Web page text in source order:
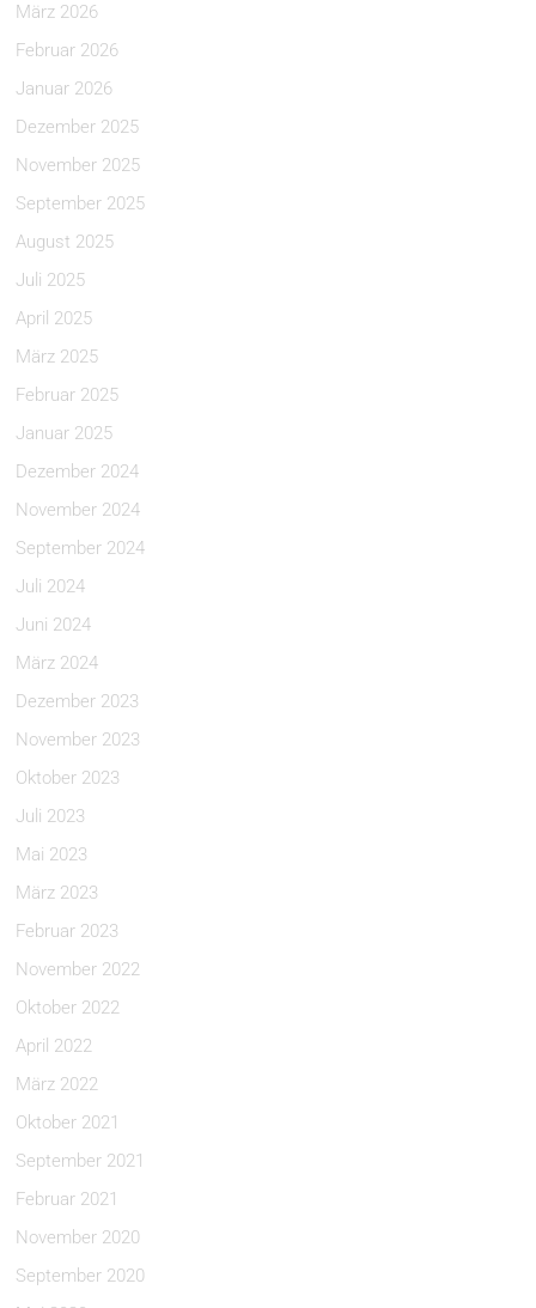
März 2026
Februar 2026
Januar 2026
Dezember 2025
November 2025
September 2025
August 2025
Juli 2025
April 2025
März 2025
Februar 2025
Januar 2025
Dezember 2024
November 2024
September 2024
Juli 2024
Juni 2024
März 2024
Dezember 2023
November 2023
Oktober 2023
Juli 2023
Mai 2023
März 2023
Februar 2023
November 2022
Oktober 2022
April 2022
März 2022
Oktober 2021
September 2021
Februar 2021
November 2020
September 2020